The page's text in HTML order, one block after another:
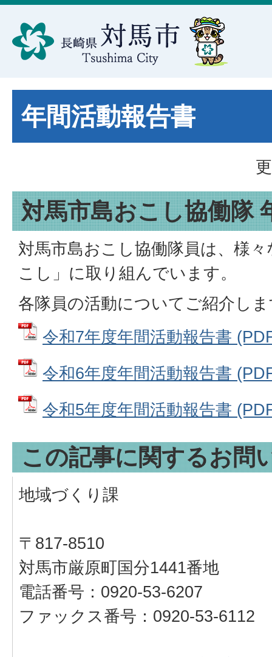
年間活動報告書
対馬市島おこし協働隊
対馬市島おこし協働隊員は、様
こし」に取り組んでいます。
各隊員の活動についてご紹介し
令和7年度年間活動報告書
令和6年度年間活動報告書
令和5年度年間活動報告書
この記事に関するお問
地域づくり課
〒817-8510
対馬市厳原町国分1441番地
電話番号：0920-53-6207
ファックス番号：0920-53-6112